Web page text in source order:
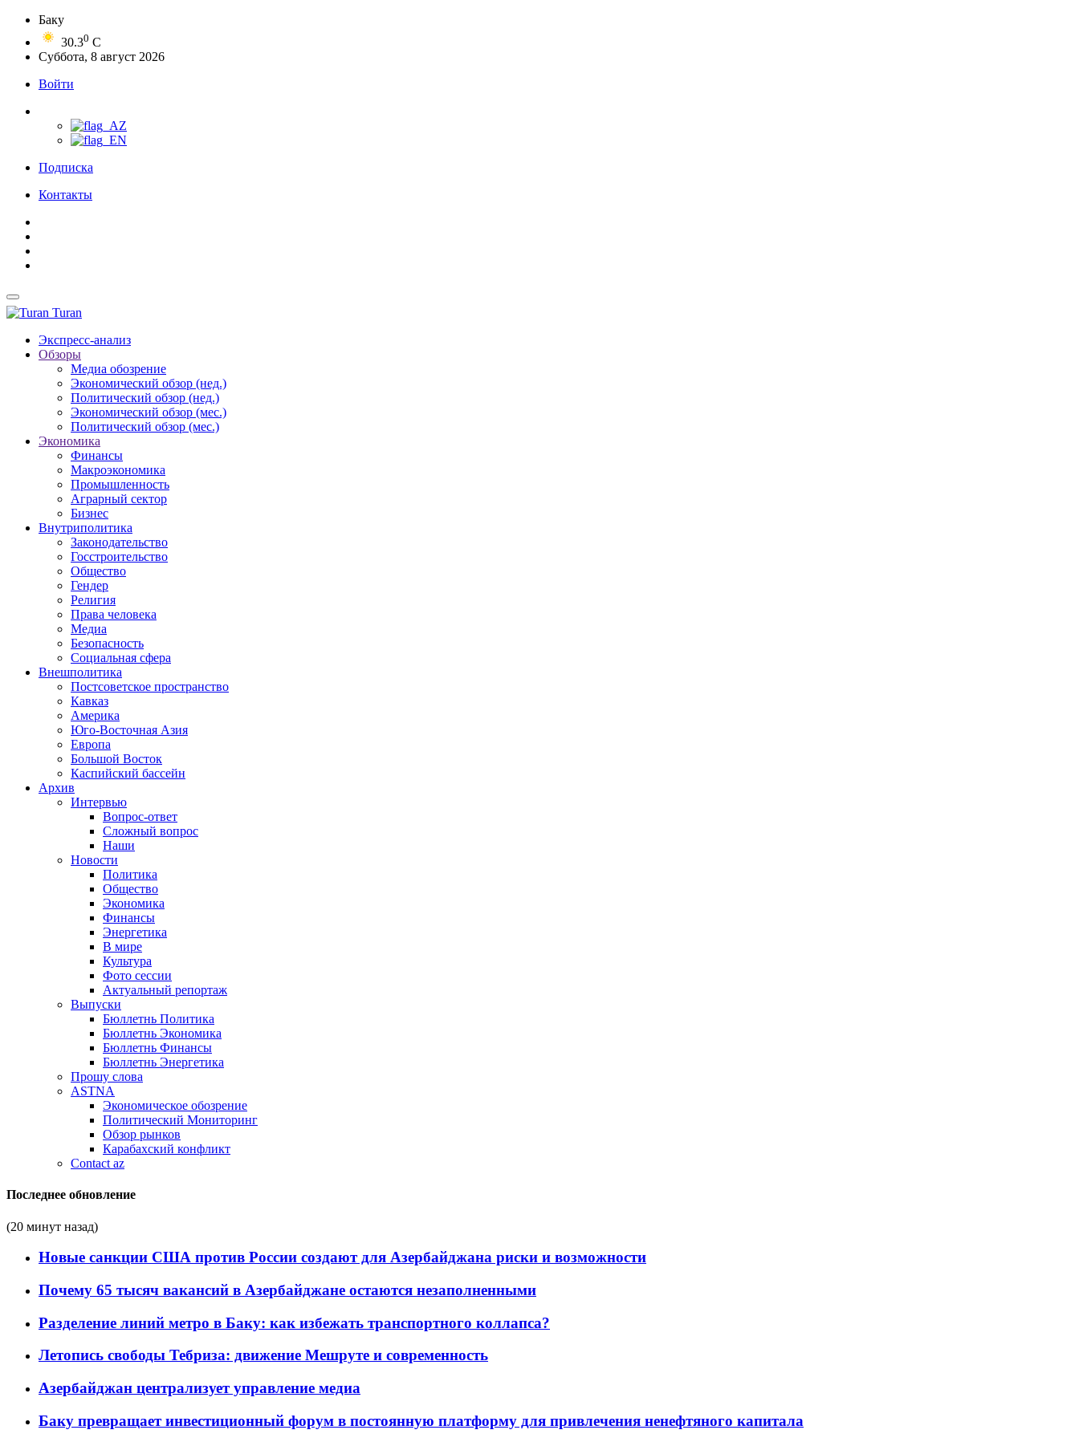
Баку
30.30 C
Суббота, 8 август 2026
Войти
Подписка
Контакты
Turan
Экспресс-анализ
Обзоры
Медиа обозрение
Экономический обзор (нед.)
Политический обзор (нед.)
Экономический обзор (мес.)
Политический обзор (мес.)
Экономика
Финансы
Макроэкономика
Промышленность
Аграрный сектор
Бизнес
Внутриполитика
Законодательство
Госстроительство
Общество
Гендер
Религия
Права человека
Медиа
Безопасность
Социальная сфера
Внешполитика
Постсоветское пространство
Кавказ
Америка
Юго-Восточная Азия
Европа
Большой Восток
Каспийский бассейн
Архив
Интервью
Вопрос-ответ
Сложный вопрос
Наши
Новости
Политика
Общество
Экономика
Финансы
Энергетика
В мире
Культура
Фото сессии
Актуальный репортаж
Выпуски
Бюллетнь Политика
Бюллетнь Экономика
Бюллетнь Финансы
Бюллетнь Энергетика
Прошу слова
ASTNA
Экономическое обозрение
Политический Мониторинг
Обзор рынков
Карабахский конфликт
Contact az
Последнее обновление
(20 минут назад)
Новые санкции США против России создают для Азербайджана риски и возможности
Почему 65 тысяч вакансий в Азербайджане остаются незаполненными
Разделение линий метро в Баку: как избежать транспортного коллапса?
Летопись свободы Тебриза: движение Мешруте и современность
Азербайджан централизует управление медиа
Баку превращает инвестиционный форум в постоянную платформу для привлечения ненефтяного капитала